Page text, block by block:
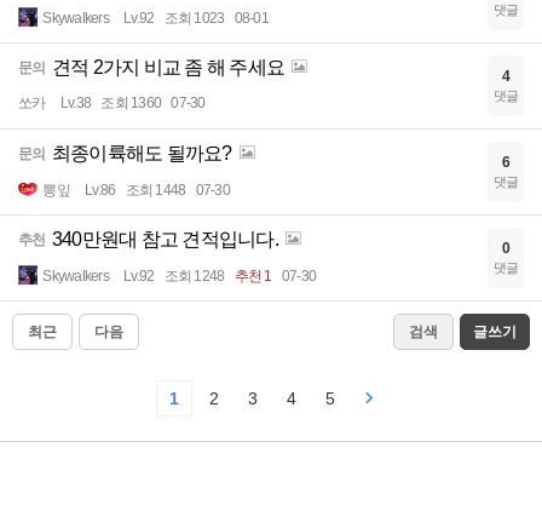
Skywalkers Lv.92 조회 1023 08-01 댓글
문의 견적 2가지 비교 좀 해 주세요
쏘카 Lv.38 조회 1360 07-30
4
댓글
문의 최종이륙해도 될까요?
뽕잎 Lv.86 조회 1448 07-30
6
댓글
추천 340만원대 참고 견적입니다.
Skywalkers Lv.92 조회 1248 추천 1 07-30
0
댓글
최근 다음 검색 글쓰기
1 2 3 4 5